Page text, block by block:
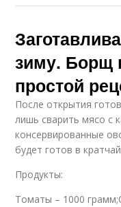
зиму. Борщ
простой
После открытия
лишь сварить мясо с
консервированные
будет готов в
Продукты:
Томаты – 1000